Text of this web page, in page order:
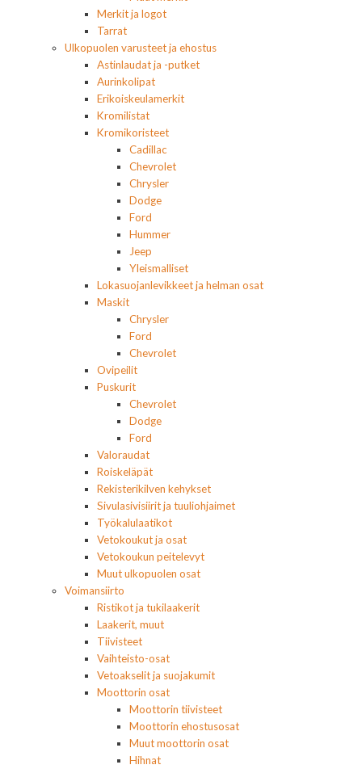
Merkit ja logot
Tarrat
Ulkopuolen varusteet ja ehostus
Astinlaudat ja -putket
Aurinkolipat
Erikoiskeulamerkit
Kromilistat
Kromikoristeet
Cadillac
Chevrolet
Chrysler
Dodge
Ford
Hummer
Jeep
Yleismalliset
Lokasuojanlevikkeet ja helman osat
Maskit
Chrysler
Ford
Chevrolet
Ovipeilit
Puskurit
Chevrolet
Dodge
Ford
Valoraudat
Roiskeläpät
Rekisterikilven kehykset
Sivulasivisiirit ja tuuliohjaimet
Työkalulaatikot
Vetokoukut ja osat
Vetokoukun peitelevyt
Muut ulkopuolen osat
Voimansiirto
Ristikot ja tukilaakerit
Laakerit, muut
Tiivisteet
Vaihteisto-osat
Vetoakselit ja suojakumit
Moottorin osat
Moottorin tiivisteet
Moottorin ehostusosat
Muut moottorin osat
Hihnat